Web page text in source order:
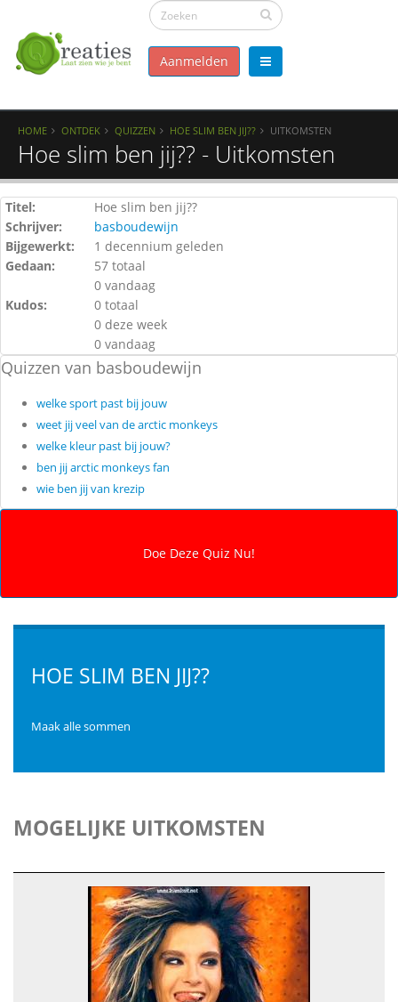
Aanmelden
HOME ONTDEK QUIZZEN HOE SLIM BEN JIJ?? UITKOMSTEN
Hoe slim ben jij?? - Uitkomsten
Titel:
Hoe slim ben jij??
Schrijver:
basboudewijn
Bijgewerkt:
1 decennium geleden
Gedaan:
57 totaal
0 vandaag
Kudos:
0 totaal
0 deze week
0 vandaag
Quizzen van basboudewijn
welke sport past bij jouw
weet jij veel van de arctic monkeys
welke kleur past bij jouw?
ben jij arctic monkeys fan
wie ben jij van krezip
HOE SLIM BEN JIJ??
Maak alle sommen
MOGELIJKE UITKOMSTEN